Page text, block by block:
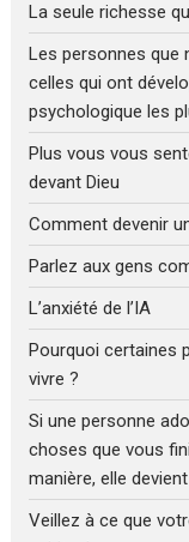
La seule richesse
Les personnes
celles qui ont
psychologique les
Plus vous vous
devant Dieu
Comment devenir
Parlez aux gens
L’anxiété de l’IA
Pourquoi certaines
vivre ?
Si une personne
choses que vous
manière, elle
Veillez à ce que